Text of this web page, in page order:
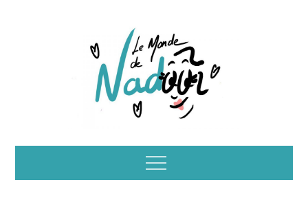
Illustrations – le
monde de Nadoo
Menu